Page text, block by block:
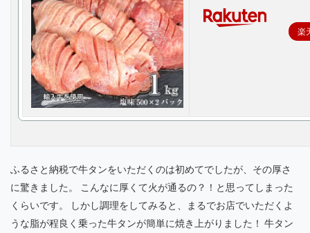
楽
ふるさと納税で牛タンをいただくのは初めてでしたが、その厚さ
に驚きました。 こんなに厚くて火が通るの？！と思ってしまった
くらいです。 しかし調理をしてみると、まるでお店でいただくよ
うな脂が程良く乗った牛タンが簡単に焼き上がりました！ 牛タン